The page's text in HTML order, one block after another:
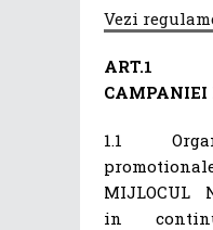
Vezi
ART.1
CAMPANIEI
1.1
MIJLOCUL
in